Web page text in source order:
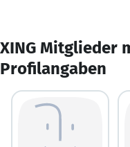
XING Mitglieder
Profilangaben